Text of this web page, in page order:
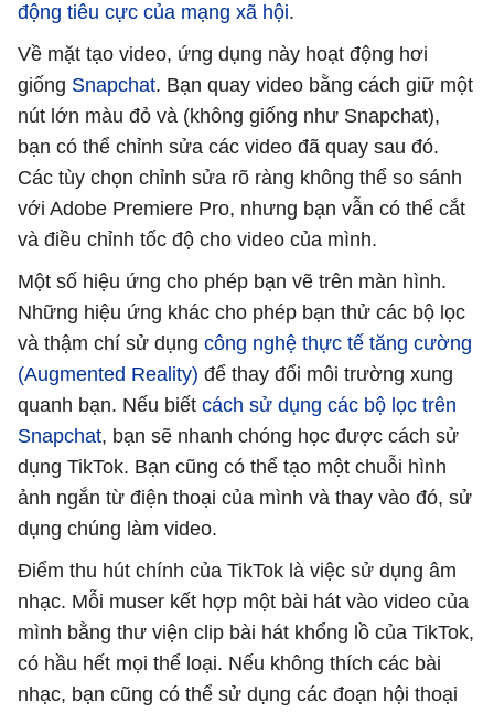
động tiêu cực của mạng xã hội.
Về mặt tạo video, ứng dụng này hoạt động hơi
giống Snapchat. Bạn quay video bằng cách giữ một
nút lớn màu đỏ và (không giống như Snapchat),
bạn có thể chỉnh sửa các video đã quay sau đó.
Các tùy chọn chỉnh sửa rõ ràng không thể so sánh
với Adobe Premiere Pro, nhưng bạn vẫn có thể cắt
và điều chỉnh tốc độ cho video của mình.
Một số hiệu ứng cho phép bạn vẽ trên màn hình.
Những hiệu ứng khác cho phép bạn thử các bộ lọc
và thậm chí sử dụng công nghệ thực tế tăng cường
(Augmented Reality) để thay đổi môi trường xung
quanh bạn. Nếu biết cách sử dụng các bộ lọc trên
Snapchat, bạn sẽ nhanh chóng học được cách sử
dụng TikTok. Bạn cũng có thể tạo một chuỗi hình
ảnh ngắn từ điện thoại của mình và thay vào đó, sử
dụng chúng làm video.
Điểm thu hút chính của TikTok là việc sử dụng âm
nhạc. Mỗi muser kết hợp một bài hát vào video của
mình bằng thư viện clip bài hát khổng lồ của TikTok,
có hầu hết mọi thể loại. Nếu không thích các bài
nhạc, bạn cũng có thể sử dụng các đoạn hội thoại